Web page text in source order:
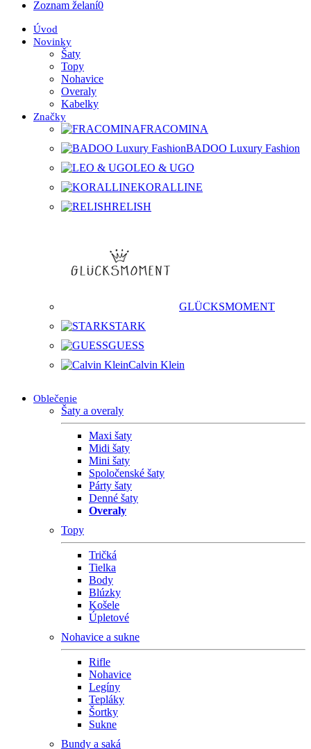
Zoznam želaní0
Úvod
Novinky
Šaty
Topy
Nohavice
Overaly
Kabelky
Značky
FRACOMINA
BADOO Luxury Fashion
LEO & UGO
KORALLINE
RELISH
GLÜCKSMOMENT
STARK
GUESS
Calvin Klein
Oblečenie
Šaty a overaly
Maxi šaty
Midi šaty
Mini šaty
Spoločenské šaty
Párty šaty
Denné šaty
Overaly
Topy
Tričká
Tielka
Body
Blúzky
Košele
Úpletové
Nohavice a sukne
Rifle
Nohavice
Legíny
Tepláky
Šortky
Sukne
Bundy a saká